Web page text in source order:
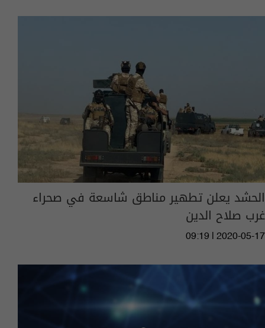
الحشد يعلن تطهير مناطق شاسعة في صحراء
غرب صلاح الدين
09:19 | 2020-05-17